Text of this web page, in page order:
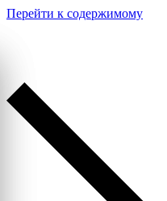
Перейти к содержимому